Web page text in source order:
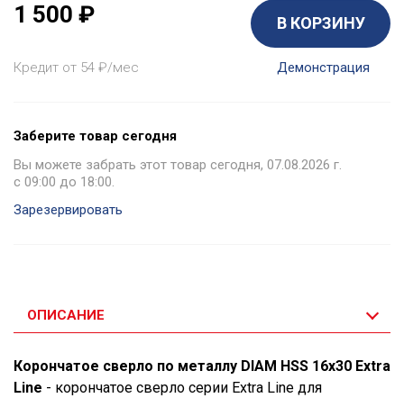
1 500 ₽ В КОРЗИНУ
Кредит от 54 ₽/мес Демонстрация
Заберите товар сегодня
Вы можете забрать этот товар сегодня, 07.08.2026 г.
с 09:00 до 18:00.
Зарезервировать
ОПИСАНИЕ
Корончатое сверло по металлу DIAM HSS 16x30 Extra
Line - корончатое сверло серии Extra Line для